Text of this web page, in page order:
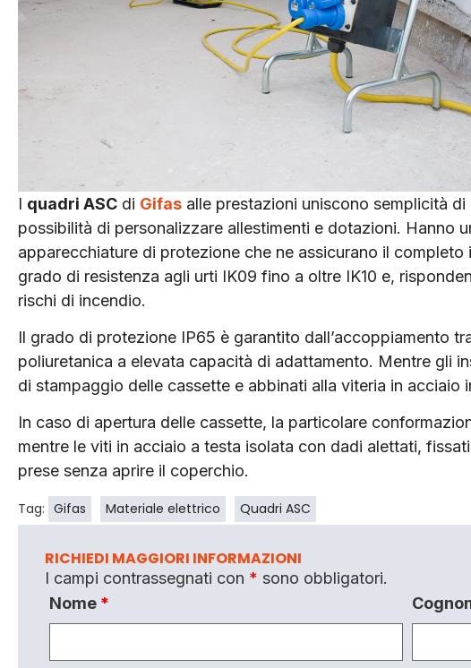
I quadri ASC di Gifas alle prestazioni uniscono semplicità
possibilità di personalizzare allestimenti e dotazioni. Hanno
apparecchiature di protezione che ne assicurano il
grado di resistenza agli urti IK09 fino a oltre IK10 e,
rischi di incendio.
Il grado di protezione IP65 è garantito dall’accoppiamento
poliuretanica a elevata capacità di adattamento. Mentre gli
di stampaggio delle cassette e abbinati alla viteria in acciaio
In caso di apertura delle cassette, la particolare
mentre le viti in acciaio a testa isolata con dadi alettati,
prese senza aprire il coperchio.
Tag: Gifas Materiale elettrico Quadri ASC
RICHIEDI MAGGIORI INFORMAZIONI
I campi contrassegnati con * sono obbligatori.
Nome *